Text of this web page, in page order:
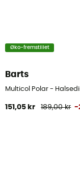
Øko-fremstillet
Barts
Multicol Polar -
151,05 kr 189,00 kr -